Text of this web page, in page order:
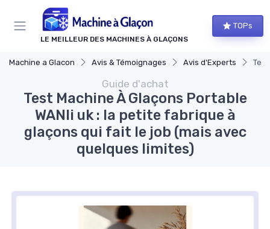
LE MEILLEUR DES MACHINES À GLAÇONS
TOPs
Machine a Glacon Avis & Témoignages Avis d'Experts
Guide d'achat
Test Machine À Glaçons Portable
WANli uk : la petite fabrique à
glaçons qui fait le job (mais avec
quelques limites)
Panneau de gestion des cookies